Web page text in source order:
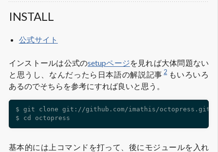
INSTALL
公式サイト
インストールは公式のsetupページを見れば大体問題ない
と思うし、なんだったら日本語の解説記事 2 もいろいろ
あるのでそちらを参考にすれば良いと思う。
$ git clone git://github.com/imathis/octopress.git
基本的には上コマンドを打って、後にモジュールを入れ